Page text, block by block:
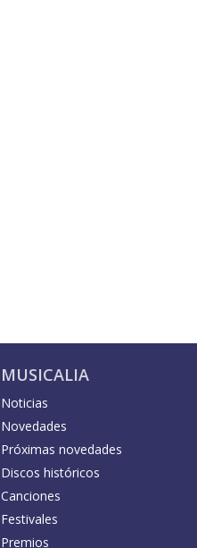
MUSICALIA
Noticias
Novedades
Próximas novedades
Discos históricos
Canciones
Festivales
Premios